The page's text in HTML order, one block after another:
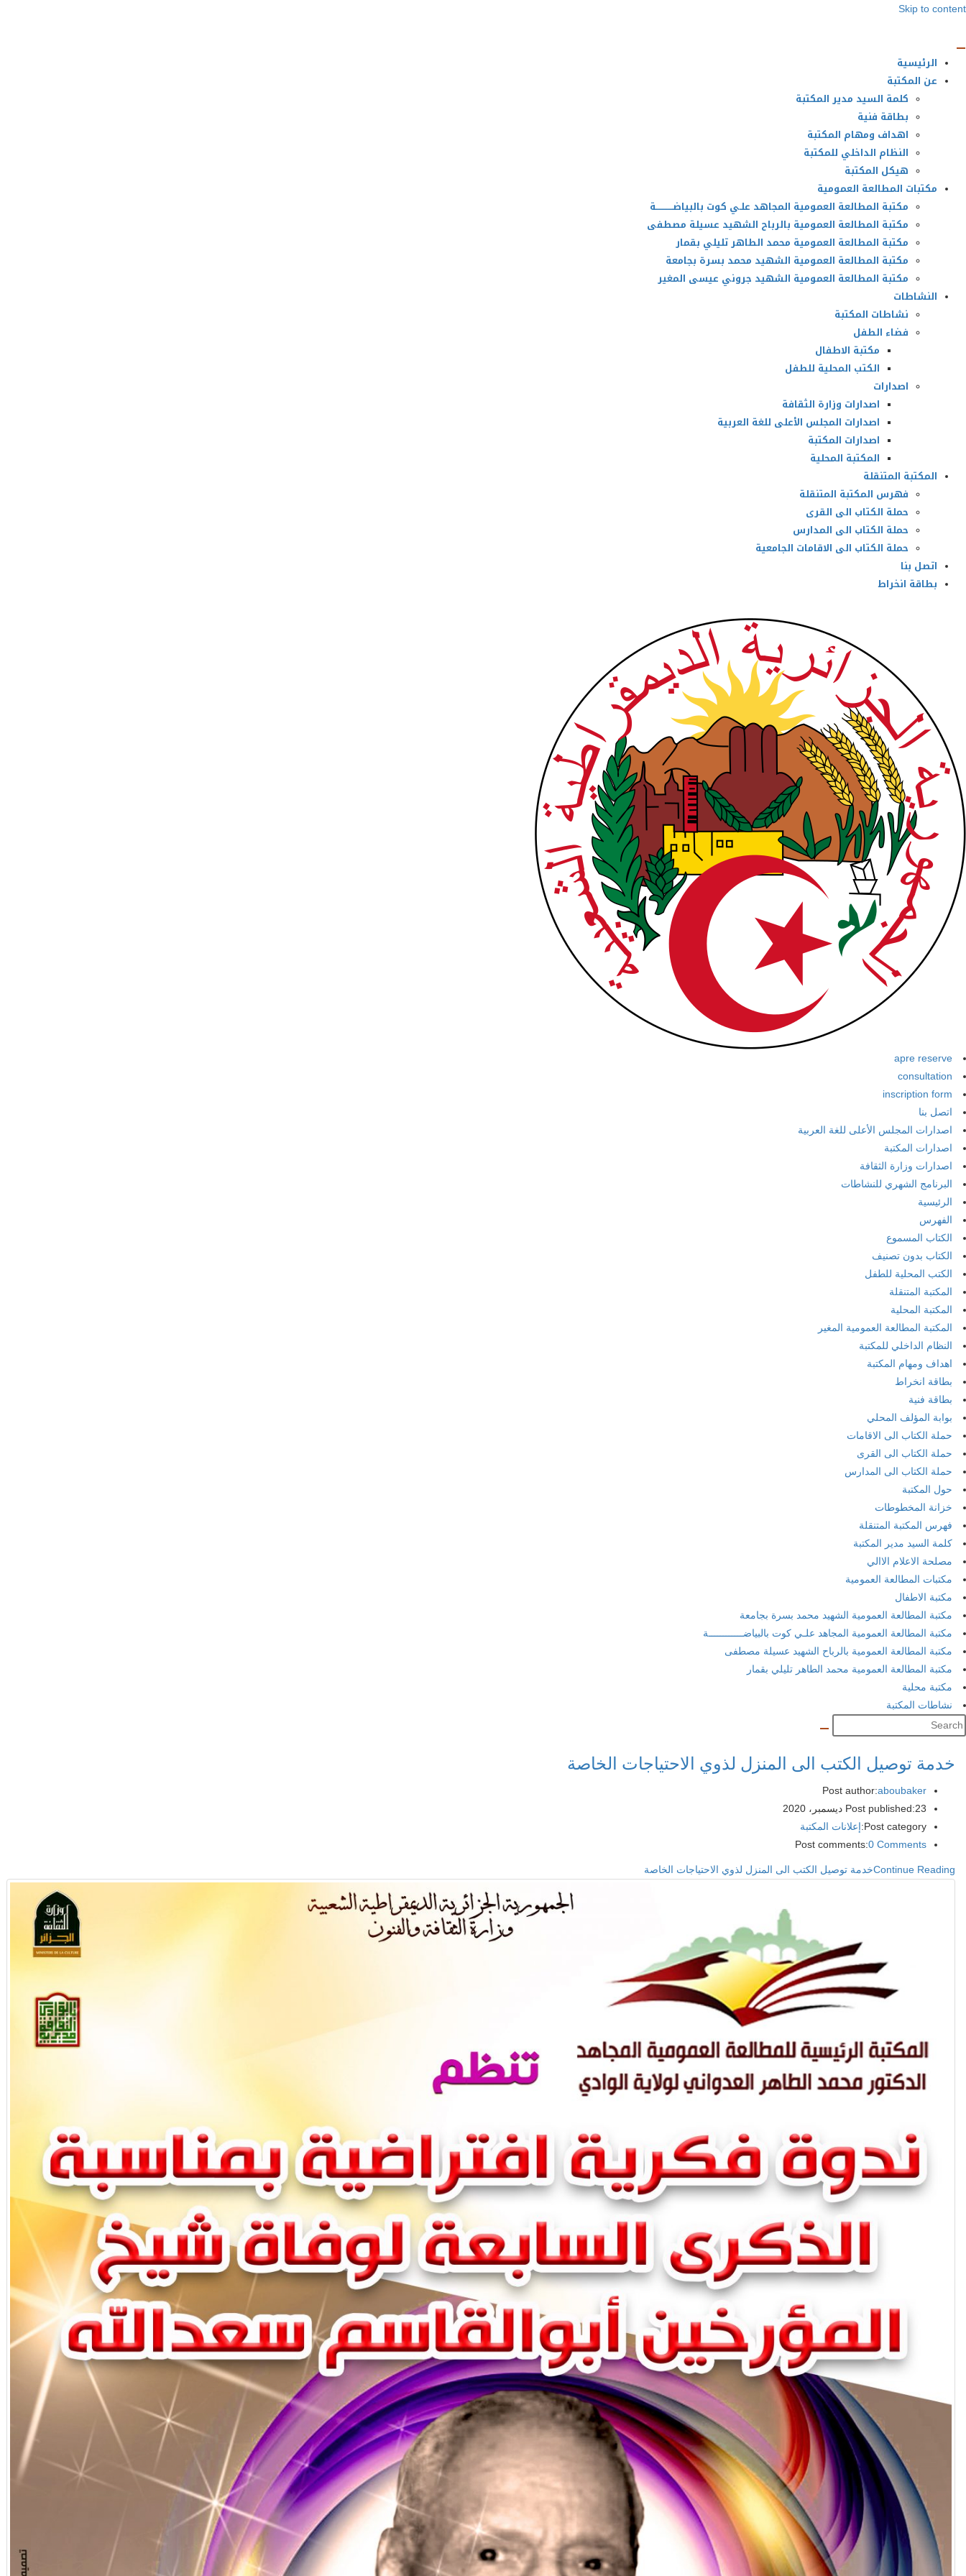
Skip to content
الرئيسية
عن المكتبة
كلمة السيد مدير المكتبة
بطاقة فنية
اهداف ومهام المكتبة
النظام الداخلي للمكتبة
هيكل المكتبة
مكتبات المطالعة العمومية
مكتبة المطالعة العمومية المجاهد علـي كوت بالبياضــــــــــــة
مكتبة المطالعة العمومية بالرباح الشهيد عسيلة مصطفى
مكتبة المطالعة العمومية محمد الطاهر تليلي بقمار
مكتبة المطالعة العمومية الشهيد محمد بسرة بجامعة
مكتبة المطالعة العمومية الشهيد جروني عيسى المغير
النشاطات
نشاطات المكتبة
فضاء الطفل
مكتبة الاطفال
الكتب المحلية للطفل
اصدارات
اصدارات وزارة الثقافة
اصدارات المجلس الأعلى للغة العربية
اصدارات المكتبة
المكتبة المحلية
المكتبة المتنقلة
فهرس المكتبة المتنقلة
حملة الكتاب الى القرى
حملة الكتاب الى المدارس
حملة الكتاب الى الاقامات الجامعية
اتصل بنا
بطاقة انخراط
apre reserve
consultation
inscription form
اتصل بنا
اصدارات المجلس الأعلى للغة العربية
اصدارات المكتبة
اصدارات وزارة الثقافة
البرنامج الشهري للنشاطات
الرئيسية
الفهرس
الكتاب المسموع
الكتاب بدون تصنيف
الكتب المحلية للطفل
المكتبة المتنقلة
المكتبة المحلية
المكتبة المطالعة العمومية المغير
النظام الداخلي للمكتبة
اهداف ومهام المكتبة
بطاقة انخراط
بطاقة فنية
بوابة المؤلف المحلي
حملة الكتاب الى الاقامات
حملة الكتاب الى القرى
حملة الكتاب الى المدارس
حول المكتبة
خزانة المخطوطات
فهرس المكتبة المتنقلة
كلمة السيد مدير المكتبة
مصلحة الاعلام الاالي
مكتبات المطالعة العمومية
مكتبة الاطفال
مكتبة المطالعة العمومية الشهيد محمد بسرة بجامعة
مكتبة المطالعة العمومية المجاهد علـي كوت بالبياضــــــــــــة
مكتبة المطالعة العمومية بالرباح الشهيد عسيلة مصطفى
مكتبة المطالعة العمومية محمد الطاهر تليلي بقمار
مكتبة محلية
نشاطات المكتبة
خدمة توصيل الكتب الى المنزل لذوي الاحتياجات الخاصة
Post author:aboubaker
Post published:23 ديسمبر، 2020
Post category: إعلانات المكتبة
Post comments:0 Comments
Continue Readingخدمة توصيل الكتب الى المنزل لذوي الاحتياجات الخاصة